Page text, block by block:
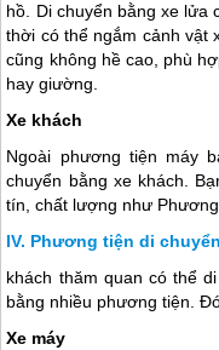
hồ. Di chuyển bằng xe lửa
thời có thể ngắm cảnh vật
cũng không hề cao, phù
hay giường.
Xe khách
Ngoài phương tiện máy
chuyển bằng xe khách.
tín, chất lượng như
Phương tiện di
khách thăm quan có thể
bằng nhiều phương tiện.
Xe máy